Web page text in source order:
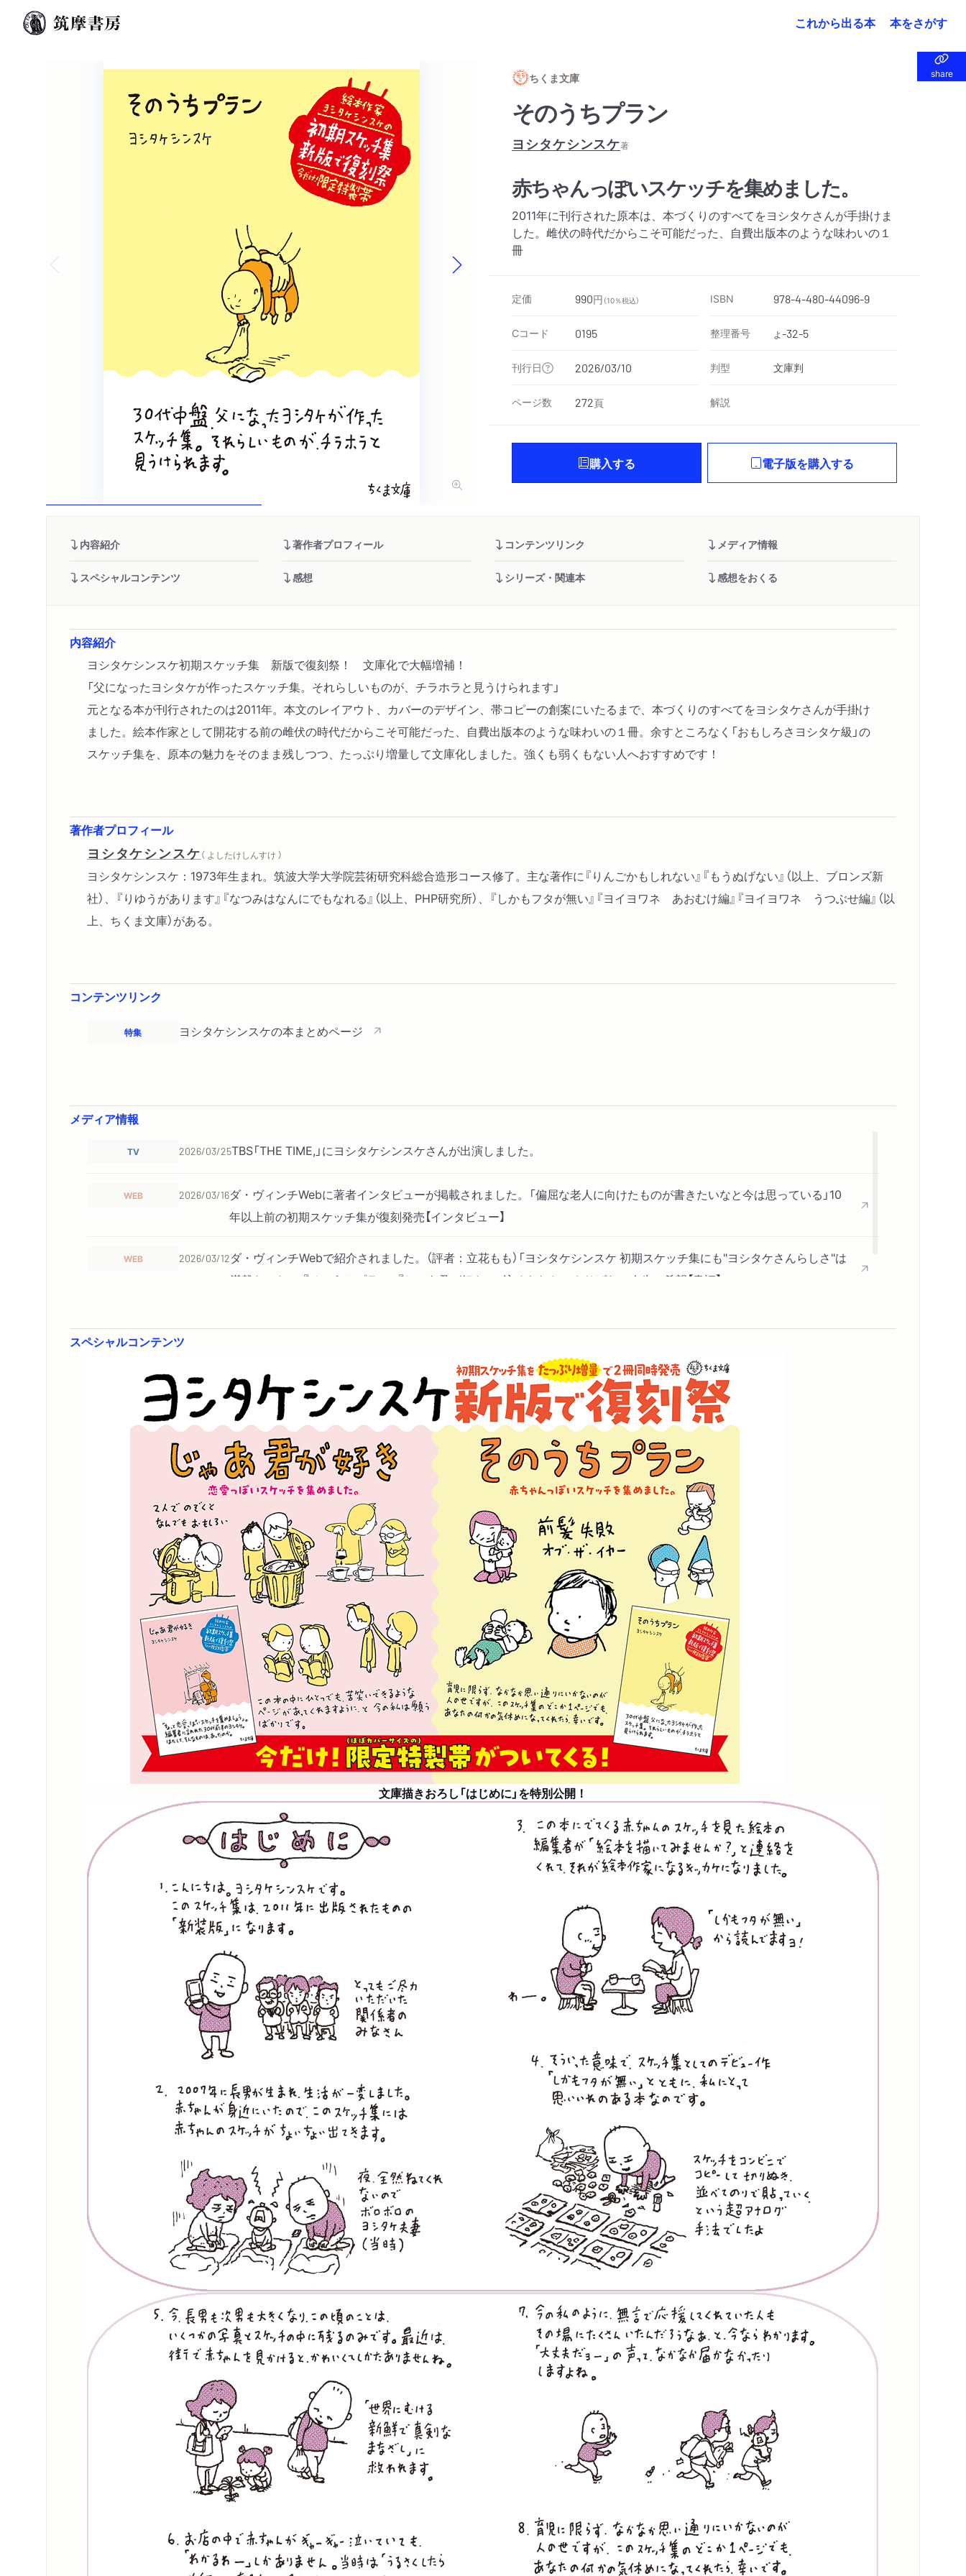
これから出る本 本をさがす
share
share
ちくま文庫
そのうちプラン
ヨシタケシンスケ著
赤ちゃんっぽいスケッチを集めました。
2011年に刊行された原本は、本づくりのすべてをヨシタケさんが手掛けま
した。雌伏の時代だからこそ可能だった、自費出版本のような味わいの１
冊
定価 990円 （10％税込） ISBN 978-4-480-44096-9
Cコード 0195 整理番号 よ-32-5
刊行日 2026/03/10 判型 文庫判
ページ数 272頁 解説
購入する 電子版を購入する
内容紹介 著作者プロフィール コンテンツリンク メディア情報
スペシャルコンテンツ 感想 シリーズ・関連本 感想をおくる
内容紹介
ヨシタケシンスケ初期スケッチ集 新版で復刻祭！ 文庫化で大幅増補！
「父になったヨシタケが作ったスケッチ集。それらしいものが、チラホラと見うけられます」
元となる本が刊行されたのは2011年。本文のレイアウト、カバーのデザイン、帯コピーの創案にいたるまで、本づくりのすべてをヨシタケさんが手掛け
ました。絵本作家として開花する前の雌伏の時代だからこそ可能だった、自費出版本のような味わいの１冊。余すところなく「おもしろさヨシタケ級」の
スケッチ集を、原本の魅力をそのまま残しつつ、たっぷり増量して文庫化しました。強くも弱くもない人へおすすめです！
著作者プロフィール
ヨシタケシンスケ（ よしたけしんすけ ）
ヨシタケシンスケ：1973年生まれ。筑波大学大学院芸術研究科総合造形コース修了。主な著作に『りんごかもしれない』『もうぬげない』（以上、ブロンズ新
社）、『りゆうがあります』『なつみはなんにでもなれる』（以上、PHP研究所）、『しかもフタが無い』『ヨイヨワネ あおむけ編』『ヨイヨワネ うつぶせ編』（以
上、ちくま文庫）がある。
コンテンツリンク
特集 ヨシタケシンスケの本まとめページ
メディア情報
TV 2026/03/25TBS「THE TIME,」にヨシタケシンスケさんが出演しました。
WEB 2026/03/16ダ・ヴィンチWebに著者インタビューが掲載されました。「偏屈な老人に向けたものが書きたいなと今は思っている」10
年以上前の初期スケッチ集が復刻発売【インタビュー】
WEB 2026/03/12ダ・ヴィンチWebで紹介されました。（評者：立花もも）「ヨシタケシンスケ 初期スケッチ集にも"ヨシタケさんらしさ"は
満載だった！ 『そのうちプラン』『じゃあ君が好き』に込められた、さりげない人生の希望【書評】」
スペシャルコンテンツ
文庫描きおろし「はじめに」を特別公開！